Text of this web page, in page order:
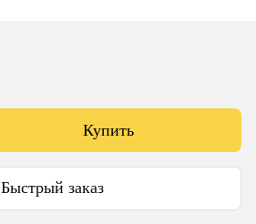
Купить
Быстрый заказ